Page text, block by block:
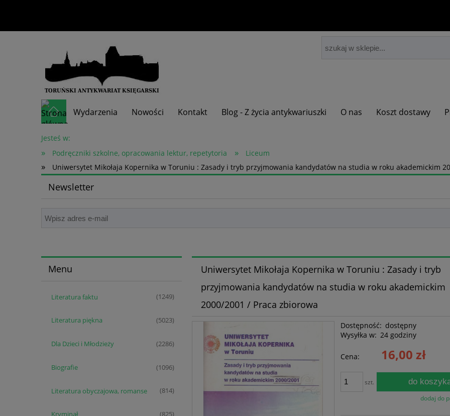
Wydarzenia Nowości Kontakt Blog - Z życia antykwariuszki O nas Koszt dostawy
Skup książek
Jesteś w:
» Podręczniki szkolne, opracowania lektur, repetytoria » Liceum
» Uniwersytet Mikołaja Kopernika w Toruniu : Zasady i tryb przyjmowania kandydatów na studia w roku akademickim
Newsletter
Menu
Literatura faktu (1249)
Literatura piękna (5023)
Dla Dzieci i Młodzieży (2286)
Biografie (1096)
Literatura obyczajowa, romanse (814)
(825)
Uniwersytet Mikołaja Kopernika w Toruniu : Zasady i tryb
przyjmowania kandydatów na studia w roku akademickim
2000/2001 / Praca zbiorowa
Dostępność: dostępny
Wysyłka w: 24 godziny
Cena: 16,00 zł
szt. do
dodaj do